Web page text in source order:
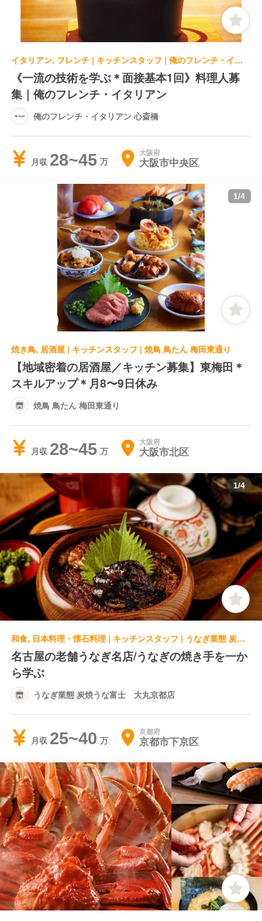
イタリアン, フレンチ | キッチンスタッフ | 俺のフレンチ・イタリアン 心斎橋
《一流の技術を学ぶ＊面接基本1回》料理人募
集｜俺のフレンチ・イタリアン
俺のフレンチ・イタリアン 心斎橋
月収 28~45 大阪府
大阪市中央区
1/4
焼き鳥, 居酒屋 | キッチンスタッフ | 焼鳥 鳥たん 梅田東通り
【地域密着の居酒屋／キッチン募集】東梅田＊
スキルアップ＊月8〜9日休み
焼鳥 鳥たん 梅田東通り
月収 28~45 大阪府
大阪市北区
1/4
和食, 日本料理・懐石料理 | キッチンスタッフ | うなぎ業態 炭焼うな富士 大丸京都店
名古屋の老舗うなぎ名店/うなぎの焼き手を一か
ら学ぶ
うなぎ業態 炭焼うな富士 大丸京都店
月収 25~40 京都府
京都市下京区